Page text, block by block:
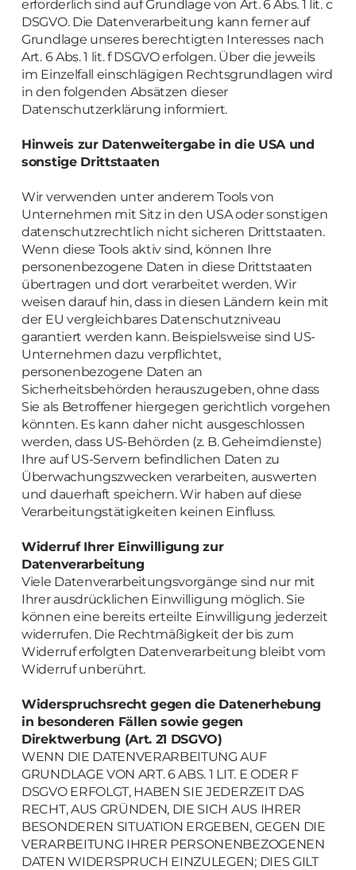
erforderlich sind auf Grundlage von Art. 6 Abs. 1 lit. c
DSGVO. Die Datenverarbeitung kann ferner auf
Grundlage unseres berechtigten Interesses nach
Art. 6 Abs. 1 lit. f DSGVO erfolgen. Über die jeweils
im Einzelfall einschlägigen Rechtsgrundlagen wird
in den folgenden Absätzen dieser
Datenschutzerklärung informiert.
Hinweis zur Datenweitergabe in die USA und
sonstige Drittstaaten
Wir verwenden unter anderem Tools von
Unternehmen mit Sitz in den USA oder sonstigen
datenschutzrechtlich nicht sicheren Drittstaaten.
Wenn diese Tools aktiv sind, können Ihre
personenbezogene Daten in diese Drittstaaten
übertragen und dort verarbeitet werden. Wir
weisen darauf hin, dass in diesen Ländern kein mit
der EU vergleichbares Datenschutzniveau
garantiert werden kann. Beispielsweise sind US-
Unternehmen dazu verpflichtet,
personenbezogene Daten an
Sicherheitsbehörden herauszugeben, ohne dass
Sie als Betroffener hiergegen gerichtlich vorgehen
könnten. Es kann daher nicht ausgeschlossen
werden, dass US-Behörden (z. B. Geheimdienste)
Ihre auf US-Servern befindlichen Daten zu
Überwachungszwecken verarbeiten, auswerten
und dauerhaft speichern. Wir haben auf diese
Verarbeitungstätigkeiten keinen Einfluss.
Widerruf Ihrer Einwilligung zur
Datenverarbeitung
Viele Datenverarbeitungsvorgänge sind nur mit
Ihrer ausdrücklichen Einwilligung möglich. Sie
können eine bereits erteilte Einwilligung jederzeit
widerrufen. Die Rechtmäßigkeit der bis zum
Widerruf erfolgten Datenverarbeitung bleibt vom
Widerruf unberührt.
Widerspruchsrecht gegen die Datenerhebung
in besonderen Fällen sowie gegen
Direktwerbung (Art. 21 DSGVO)
WENN DIE DATENVERARBEITUNG AUF
GRUNDLAGE VON ART. 6 ABS. 1 LIT. E ODER F
DSGVO ERFOLGT, HABEN SIE JEDERZEIT DAS
RECHT, AUS GRÜNDEN, DIE SICH AUS IHRER
BESONDEREN SITUATION ERGEBEN, GEGEN DIE
VERARBEITUNG IHRER PERSONENBEZOGENEN
DATEN WIDERSPRUCH EINZULEGEN; DIES GILT